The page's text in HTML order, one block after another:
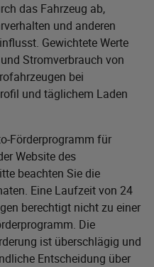
das Fahrzeug ab,
und anderen
Gewichtete Werte
Stromverbrauch von
bei
und täglichem Laden
Förderprogramm für
Website des
beachten Sie die
Eine Laufzeit von 24
berechtigt nicht zu einer
Die
ist überschlägig und
Entscheidung über